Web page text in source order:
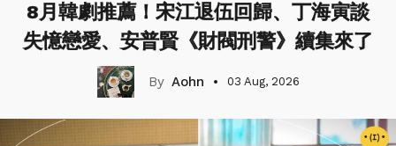
8月韓劇推薦！宋江退伍回歸、丁海寅談
失憶戀愛、安普賢《財閥刑警》續集來了
Aohn 03 Aug, 2026